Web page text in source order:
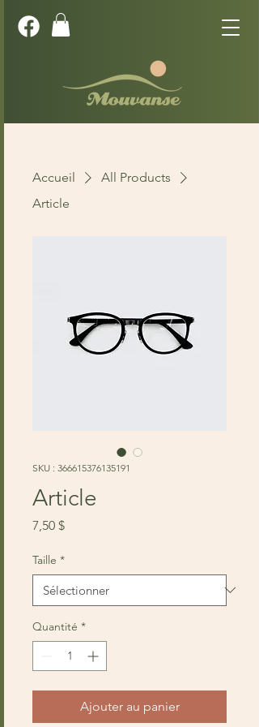
Accueil
All Products
Article
SKU : 366615376135191
Article
7,50 $Prix
Taille *
Quantité *
Ajouter au panier